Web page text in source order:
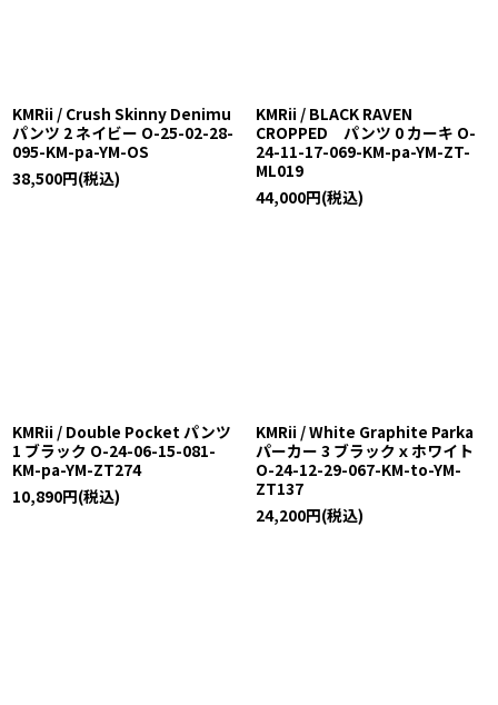
KMRii / Crush Skinny Denimu
パンツ 2 ネイビー O-25-02-28-
095-KM-pa-YM-OS
38,500円(税込)
KMRii / BLACK RAVEN
CROPPED パンツ 0 カーキ O-
24-11-17-069-KM-pa-YM-ZT-
ML019
44,000円(税込)
KMRii / Double Pocket パンツ
1 ブラック O-24-06-15-081-
KM-pa-YM-ZT274
10,890円(税込)
KMRii / White Graphite Parka
パーカー 3 ブラックｘホワイト
O-24-12-29-067-KM-to-YM-
ZT137
24,200円(税込)